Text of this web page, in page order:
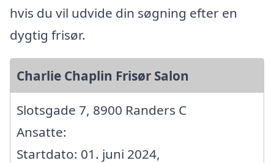
hvis du vil udvide din søgning efter en
dygtig frisør.
Charlie Chaplin Frisør Salon
Slotsgade 7, 8900 Randers C
Ansatte:
Startdato: 01. juni 2024,